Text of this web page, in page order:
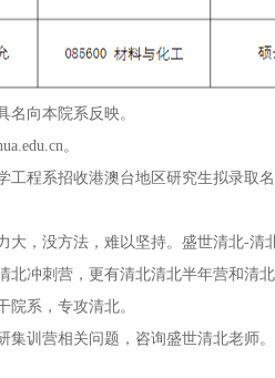
名向本院系反映。
。
工程系招收港澳台地区研究生拟录
大，没方法，难以坚持。盛世清北-
北冲刺营，更有清北清北半年营和清
院系，专攻清北。
训营相关问题，咨询盛世清北老师。